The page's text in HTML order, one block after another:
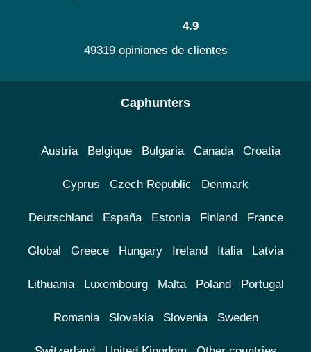
4.9
49319 opiniones de clientes
Caphunters
Austria Belgique Bulgaria Canada Croatia
Cyprus Czech Republic Denmark
Deutschland España Estonia Finland France
Global Greece Hungary Ireland Italia Latvia
Lithuania Luxembourg Malta Poland Portugal
Romania Slovakia Slovenia Sweden